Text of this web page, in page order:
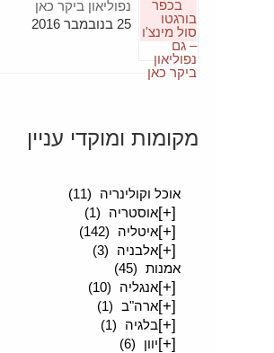
נפוליאון ביקר כאן
25 בנובמבר 2016
מקומות ומוקדי עניין
אוכל וקולינריה
(11)
[+]אוסטריה (1)
[+]איטליה (142)
[+]אלבניה
(3)
אמנות (45)
[+]אנגליה (10)
[+]ארה"ב (1)
[+]בלגיה (1)
[+]יוון (6)